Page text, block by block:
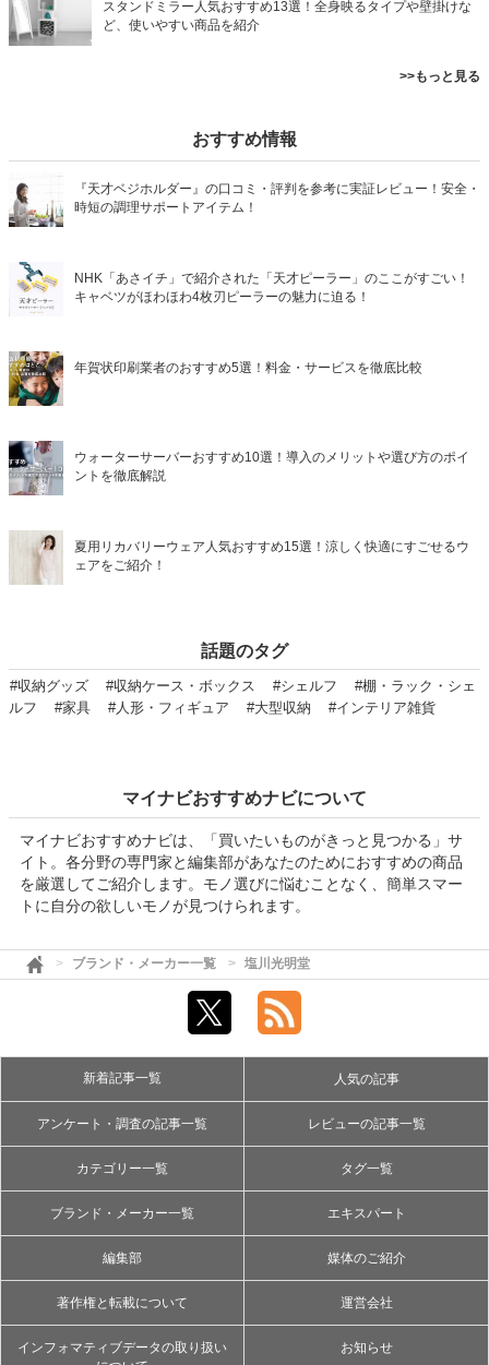
スタンドミラー人気おすすめ13選！全身映るタイプや壁掛けな
ど、使いやすい商品を紹介
>>もっと見る
おすすめ情報
『天才ベジホルダー』の口コミ・評判を参考に実証レビュー！安全・
時短の調理サポートアイテム！
NHK「あさイチ」で紹介された「天才ピーラー」のここがすごい！
キャベツがほわほわ4枚刃ピーラーの魅力に迫る！
年賀状印刷業者のおすすめ5選！料金・サービスを徹底比較
ウォーターサーバーおすすめ10選！導入のメリットや選び方のポイ
ントを徹底解説
夏用リカバリーウェア人気おすすめ15選！涼しく快適にすごせるウ
ェアをご紹介！
話題のタグ
#収納グッズ #収納ケース・ボックス #シェルフ
#棚・ラック・シェ
ルフ
#家具 #人形・フィギュア #大型収納 #インテリア雑貨
マイナビおすすめナビについて
マイナビおすすめナビは、「買いたいものがきっと見つかる」サ
イト。各分野の専門家と編集部があなたのためにおすすめの商品
を厳選してご紹介します。モノ選びに悩むことなく、簡単スマー
トに自分の欲しいモノが見つけられます。
ブランド・メーカー一覧 塩川光明堂
新着記事一覧 人気の記事
アンケート・調査の記事一覧 レビューの記事一覧
カテゴリー一覧 タグ一覧
ブランド・メーカー一覧 エキスパート
編集部 媒体のご紹介
著作権と転載について 運営会社
インフォマティブデータの取り扱い
お知らせ